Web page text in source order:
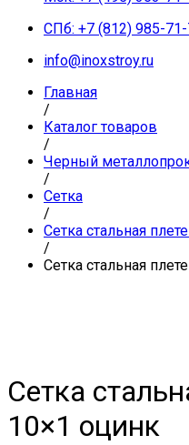
СПб: +7 (812) 985-
info@inoxstroy.ru
Главная
/
Каталог товаров
/
Черный
/
Сетка
/
Сетка стальная
/
Сетка стальная
Сетка
10×1 оцинк